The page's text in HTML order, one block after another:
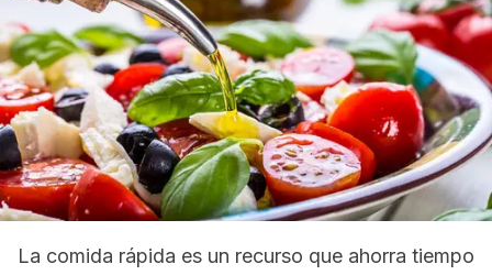
La comida rápida es un recurso que ahorra tiempo